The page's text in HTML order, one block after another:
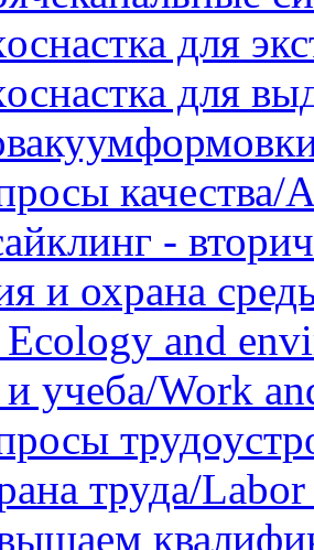
для
для
качества/
-
и охрана
and
и учеба/Work
труда/Labor